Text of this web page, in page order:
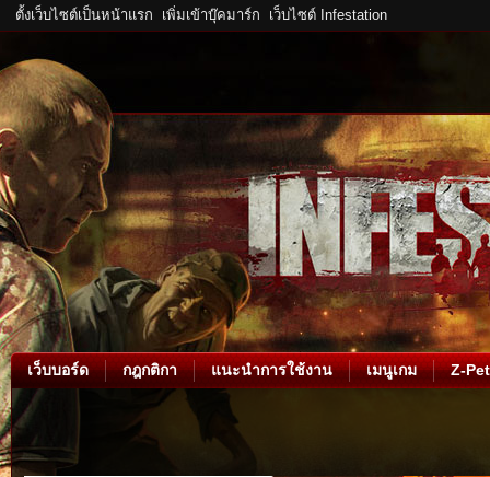
ตั้งเว็บไซต์เป็นหน้าแรก เพิ่มเข้าบุ๊คมาร์ก เว็บไซต์ Infestation
เว็บบอร์ด กฎกติกา แนะนำการใช้งาน เมนูเกม Z-Pet